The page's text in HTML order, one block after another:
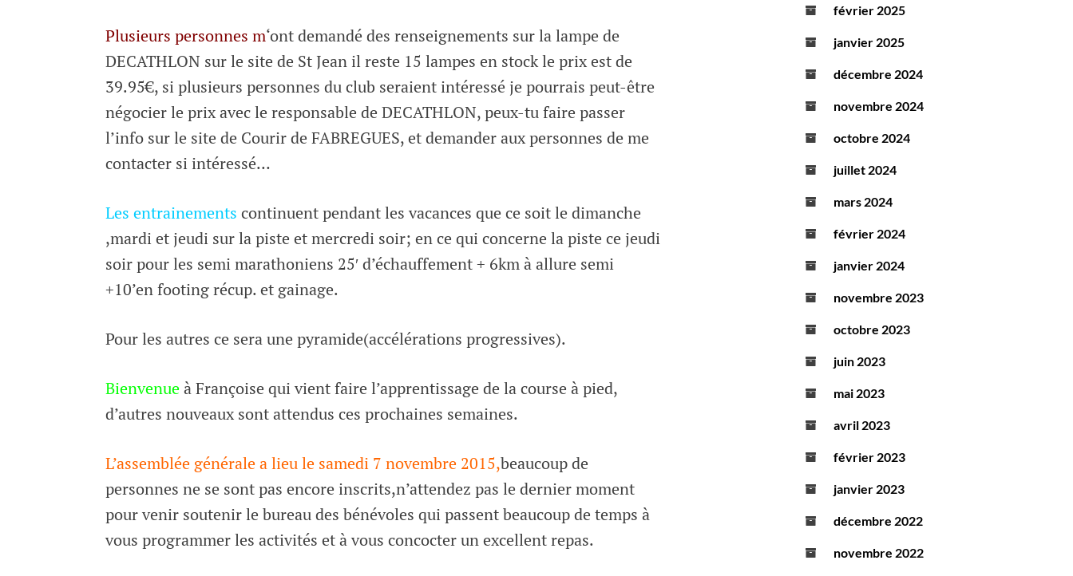
Plusieurs personnes m‘ont demandé des renseignements sur la lampe de
DECATHLON sur le site de St Jean il reste 15 lampes en stock le prix est de
39.95€, si plusieurs personnes du club seraient intéressé je pourrais peut-être
négocier le prix avec le responsable de DECATHLON, peux-tu faire passer
l’info sur le site de Courir de FABREGUES, et demander aux personnes de me
contacter si intéressé…
Les entrainements continuent pendant les vacances que ce soit le dimanche
,mardi et jeudi sur la piste et mercredi soir; en ce qui concerne la piste ce jeudi
soir pour les semi marathoniens 25′ d’échauffement + 6km à allure semi
+10’en footing récup. et gainage.
Pour les autres ce sera une pyramide(accélérations progressives).
Bienvenueà Françoise qui vient faire l’apprentissage de la course à pied,
d’autres nouveaux sont attendus ces prochaines semaines.
L’assemblée générale a lieu le samedi 7 novembre 2015,beaucoup de
personnes ne se sont pas encore inscrits,n’attendez pas le dernier moment
pour venir soutenir le bureau des bénévoles qui passent beaucoup de temps à
vous programmer les activités et à vous concocter un excellent repas.
février 2025
janvier 2025
décembre 2024
novembre 2024
octobre 2024
juillet 2024
mars 2024
février 2024
janvier 2024
novembre 2023
octobre 2023
juin 2023
mai 2023
avril 2023
février 2023
janvier 2023
décembre 2022
novembre 2022